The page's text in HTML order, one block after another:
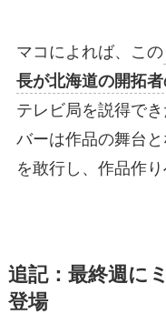
マコによれば、この
長が北海道の開拓
テレビ局を説得で
バーは作品の舞台
を敢行し、作品作り
追記：最終週に
登場